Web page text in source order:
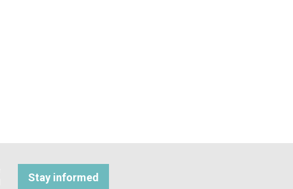
Stay informed